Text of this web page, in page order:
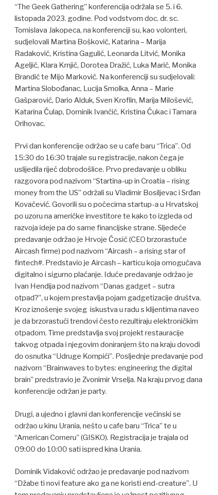
“The Geek Gathering” konferencija održala se 5. i 6.
listopada 2023. godine. Pod vodstvom doc. dr. sc.
Tomislava Jakopeca, na konferenciji su, kao volonteri,
sudjelovali Martina Bošković, Katarina – Marija
Radaković, Kristina Gagulić, Leonarda Litvić, Monika
Ageljić, Klara Krnjić, Dorotea Dražić, Luka Marić, Monika
Brandić te Mijo Marković. Na konferenciji su sudjelovali:
Martina Slobođanac, Lucija Smolka, Anna – Marie
Gašparović, Dario Alduk, Sven Kroflin, Marija Milošević,
Katarina Ćulap, Dominik Ivančić, Kristina Ćukac i Tamara
Orihovac.
Prvi dan konferencije održao se u cafe baru “Trica”. Od
15:30 do 16:30 trajale su registracije, nakon čega je
uslijedila riječ dobrodošlice. Prvo predavanje u obliku
razgovora pod nazivom “Startina-up in Croatia – rising
money from the US” održali su Vladimir Bosiljevac i Srđan
Kovačević. Govorili su o počecima startup-a u Hrvatskoj
po uzoru na američke investitore te kako to izgleda od
razvoja ideje pa do same financijske strane. Sljedeće
predavanje održao je Hrvoje Ćosić (CEO brzorastuće
Aircash firme) pod nazivom “Aircash – a rising star of
fintech#. Predstavio je Aircash – karticu koja omogućava
digitalno i sigurno plaćanje. Iduće predavanje održao je
Ivan Hendija pod nazivom “Danas gadget – sutra
otpad?”, u kojem prestavlja pojam gadgetizacije društva.
Kroz iznošenje svojeg iskustva u radu s klijentima naveo
je da brzorastući trendovi često rezultiraju elektroničkim
otpadom. Time predstavlja svoj projekt restauracije
takvog otpada i njegovim doniranjem što na kraju dovodi
do osnutka “Udruge Kompići”. Posljednje predavanje pod
nazivom “Brainwaves to bytes: engineering the digital
brain” predstravio je Zvonimir Vrselja. Na kraju prvog dana
konferencije održan je party.
Drugi, a ujedno i glavni dan konferencije većinski se
održao u kinu Urania, nešto u cafe baru “Trica” te u
“American Corneru” (GISKO). Registracija je trajala od
09:00 do 10:00 sati ispred kina Urania.
Dominik Vidaković održao je predavanje pod nazivom
“Džabe ti novi feature ako ga ne koristi end-creature”. U